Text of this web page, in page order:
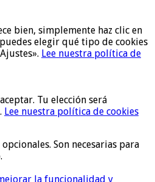
bien, simplemente haz clic en
elegir qué tipo de cookies
Lee nuestra política de
Tu elección será
Lee nuestra política de cookies
Son necesarias para
la funcionalidad y